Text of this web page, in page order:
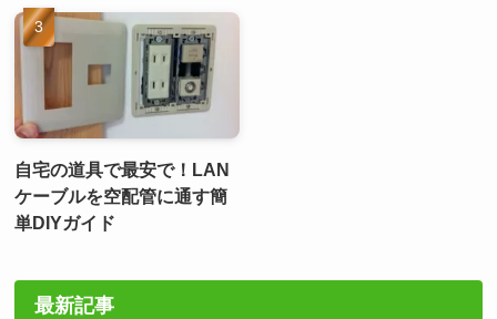
自宅の道具で最安で！LAN
ケーブルを空配管に通す簡
単DIYガイド
最新記事